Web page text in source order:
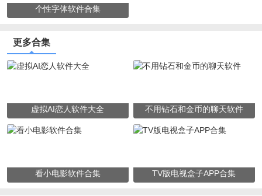
个性字体软件合集
更多合集
虚拟AI恋人软件大全 不用钻石和金币的聊天软件
看小电影软件合集 TV版电视盒子APP合集